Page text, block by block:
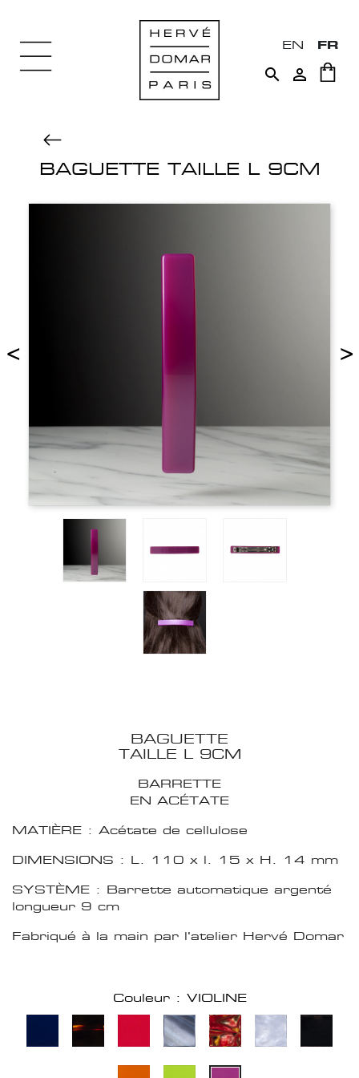
EN FR
 
BAGUETTE TAILLE L 9CM
< >
BAGUETTE
TAILLE L 9CM
BARRETTE
EN ACÉTATE
MATIÈRE : Acétate de cellulose
DIMENSIONS : L. 110 x l. 15 x H. 14 mm
SYSTÈME : Barrette automatique argenté
longueur 9 cm
Fabriqué à la main par l'atelier Hervé Domar
Couleur : VIOLINE